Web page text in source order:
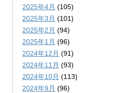
2025年4月 (105)
2025年3月 (101)
2025年2月 (94)
2025年1月 (96)
2024年12月 (91)
2024年11月 (93)
2024年10月 (113)
2024年9月 (96)